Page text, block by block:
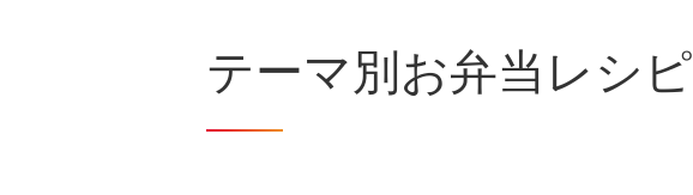
テーマ別お弁当レシピ